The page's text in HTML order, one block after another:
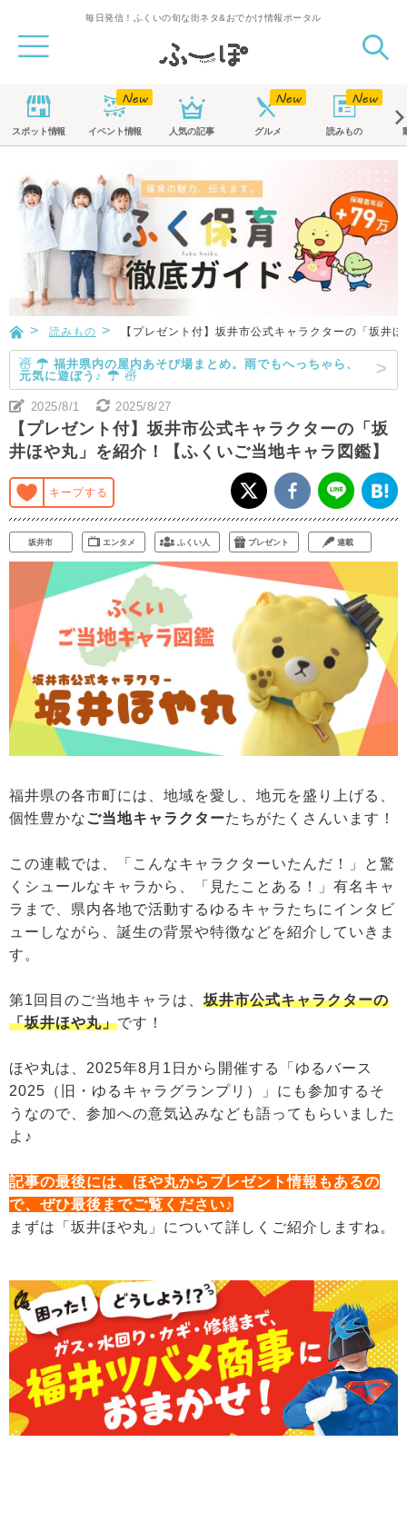
毎日発信！ふくいの旬な街ネタ&おでかけ情報ポータル
スポット情報 イベント情報 人気の記事 グルメ 読みもの
読みもの 【プレゼント付】坂井市公式キャラクターの「坂井
☃ ☂ 福井県内の屋内あそび場まとめ。雨でもへっちゃら、
元気に遊ぼう♪ ☂ ☃
2025/8/1 2025/8/27
【プレゼント付】坂井市公式キャラクターの「坂
井ほや丸」を紹介！【ふくいご当地キャラ図鑑】
キープする
坂井市 エンタメ ふくい人 プレゼント 連載
福井県の各市町には、地域を愛し、地元を盛り上げる、
個性豊かな ご当地キャラクターたちがたくさんいます！
この連載では、「こんなキャラクターいたんだ！」と驚
くシュールなキャラから、「見たことある！」有名キャ
ラまで、県内各地で活動するゆるキャラたちにインタビ
ューしながら、誕生の背景や特徴などを紹介していきま
す。
第1回目のご当地キャラは、 坂井市公式キャラクターの
「坂井ほや丸」です！
ほや丸は、2025年8月1日から開催する「ゆるバース
2025（旧・ゆるキャラグランプリ）」にも参加するそ
うなので、参加への意気込みなども語ってもらいました
よ♪
記事の最後には、ほや丸からプレゼント情報もあるの
で、ぜひ最後までご覧ください♪
まずは「坂井ほや丸」について詳しくご紹介しますね。